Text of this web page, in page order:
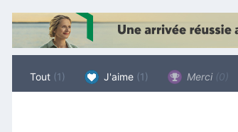
Tout (1) J'aime (1) Merci (0)